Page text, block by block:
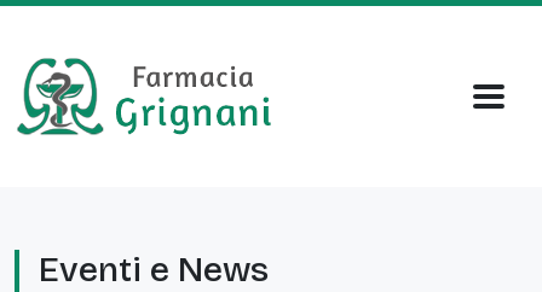
Eventi e News